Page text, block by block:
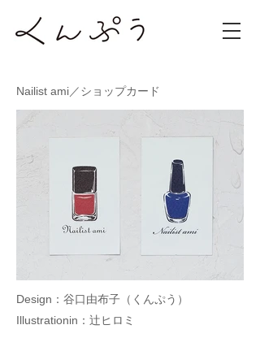
Nailist ami／ショップカード
Design：谷口由布子（くんぷう）
​Illustrationin：辻ヒロミ